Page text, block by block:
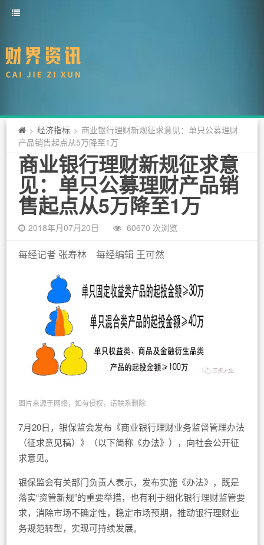
> 经济指标 > 商业银行理财新规征求意见：单只公募理财
产品销售起点从5万降至1万
商业银行理财新规征求意
见：单只公募理财产品销
售起点从5万降至1万
2018年月07月20日 60670 次浏览
每经记者 张寿林 每经编辑 王可然
图片来源于网络，如有侵权，请联系删除
7月20日，银保监会发布《商业银行理财业务监督管理办法
（征求意见稿）》（以下简称《办法》），向社会公开征
求意见。
银保监会有关部门负责人表示，发布实施《办法》，既是
落实“资管新规”的重要举措，也有利于细化银行理财监管要
求，消除市场不确定性，稳定市场预期，推动银行理财业
务规范转型，实现可持续发展。